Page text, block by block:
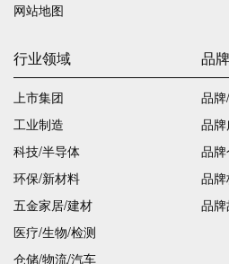
网站地图
行业领域
上市集团
工业制造
科技/半导体
环保/新材料
五金家居/建材
医疗/生物/检测
仓储/物流/汽车
品
品
品
品
品
品